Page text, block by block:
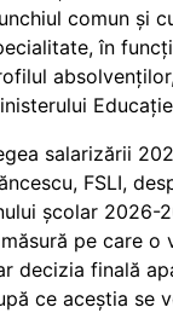
comun și
în
salarizării
FSLI,
școlar 2026-
pe care o
decizia finală
ce aceștia se